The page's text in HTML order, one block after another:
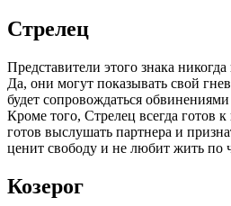
Стрелец
Представители этого знака
Да, они могут показывать свой
будет сопровождаться
Кроме того, Стрелец всегда готов
готов выслушать партнера и
ценит свободу и не любит жить по
Козерог